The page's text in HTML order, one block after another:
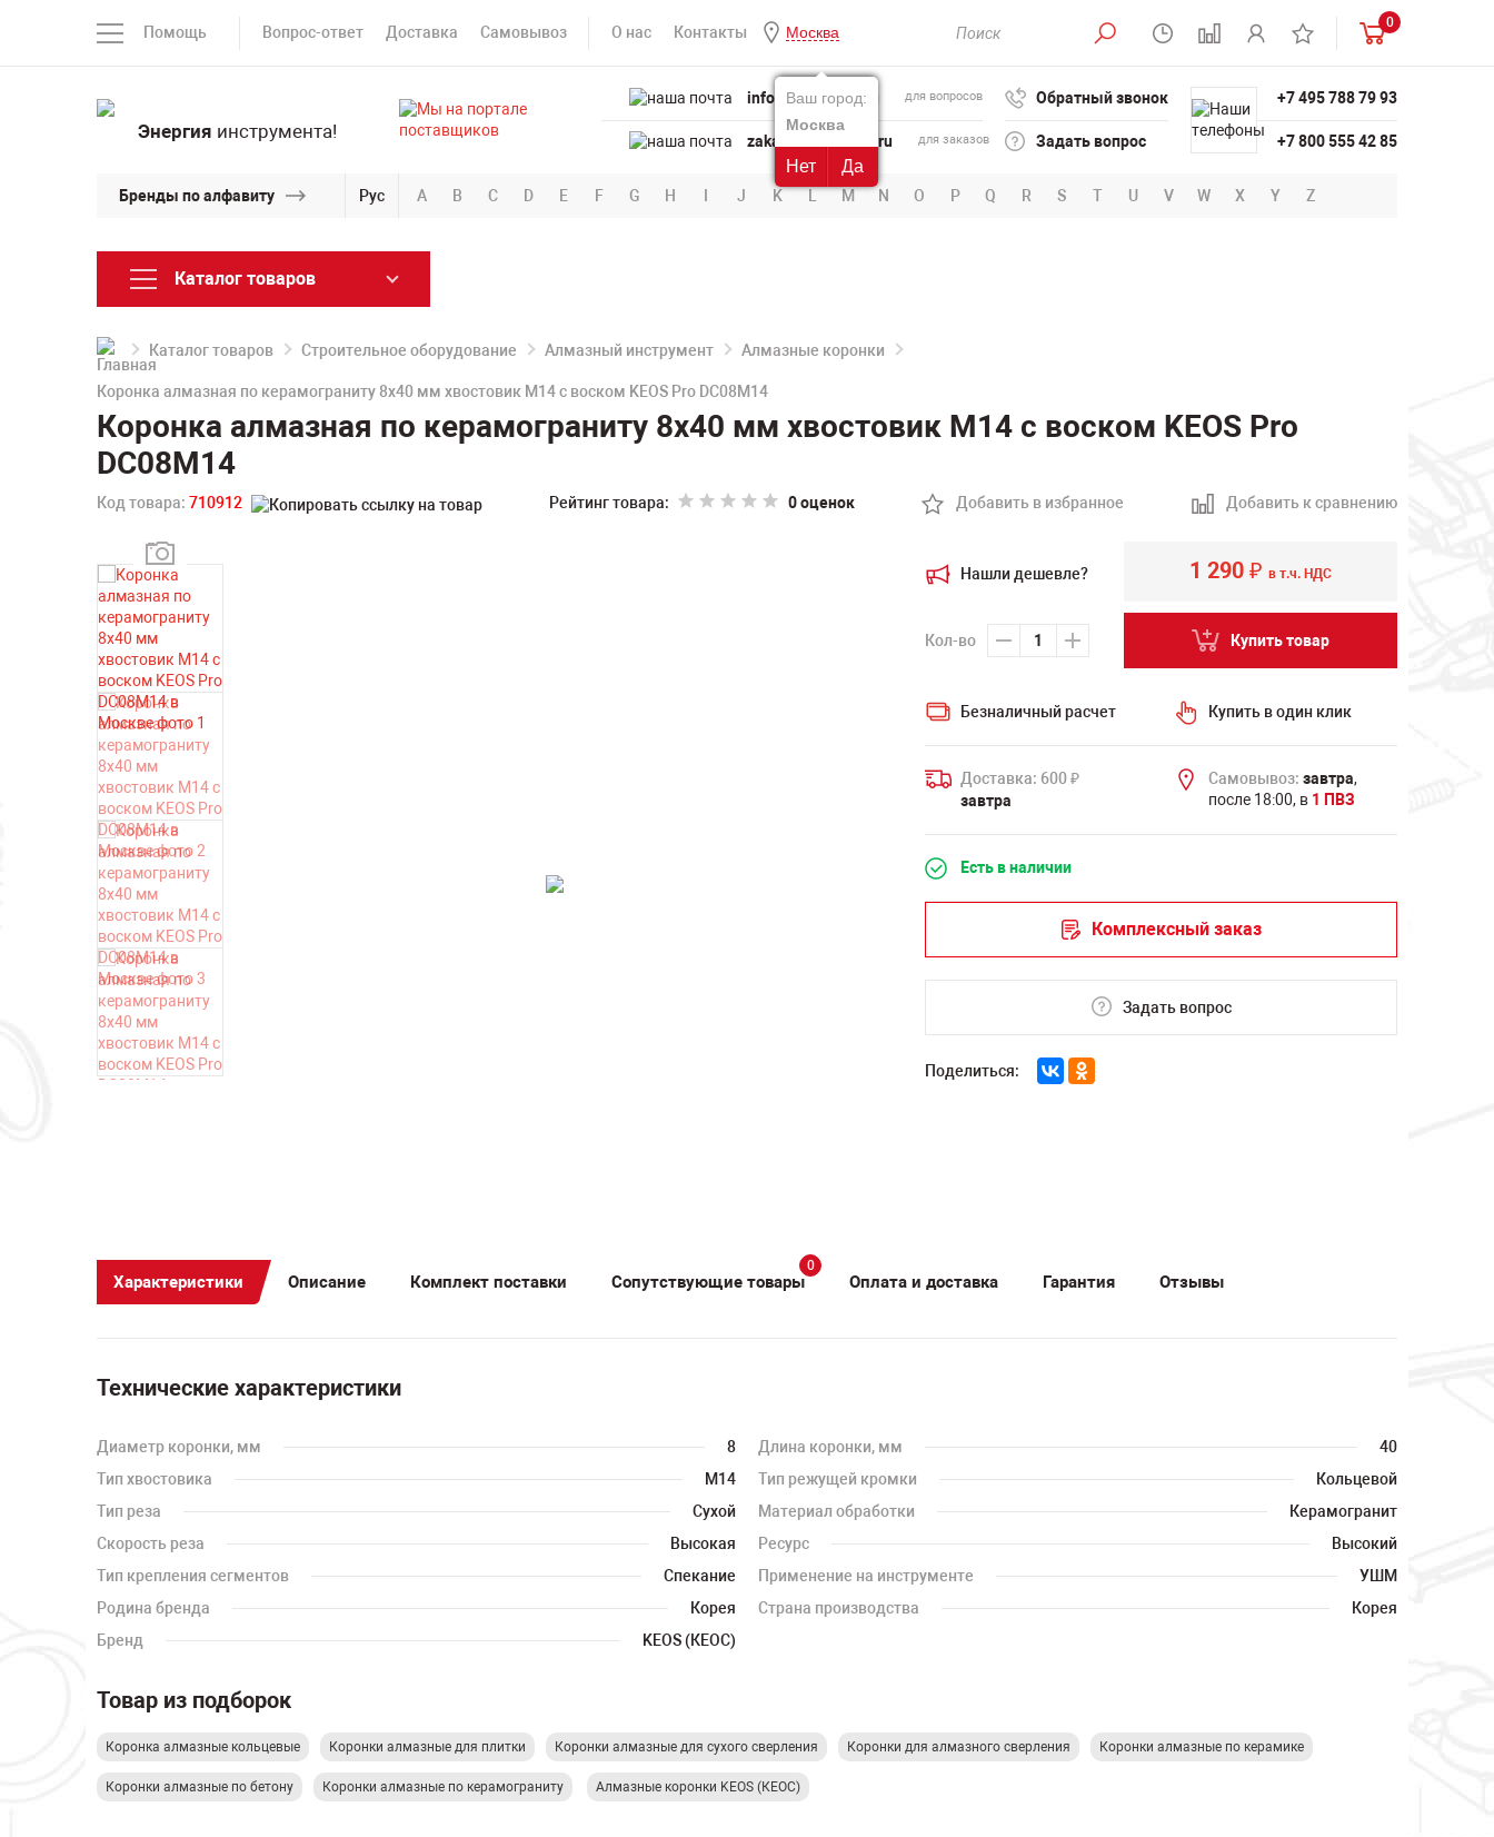
Помощь Вопрос-ответ Доставка Самовывоз О нас Контакты Москва
Ваш город:
Москва
Нет Да
0
Энергия инструмента!
info@powertool.ru для вопросов
zakaz@powertool.ru для заказов
Обратный звонок
Задать вопрос
+7 495 788 79 93
+7 800 555 42 85
Бренды по алфавиту Рус A B C D E F G H I J K L M N O P Q R S T U V W X Y Z
Каталог товаров
Каталог товаров Строительное оборудование Алмазный инструмент Алмазные коронки
Коронка алмазная по керамограниту 8х40 мм хвостовик M14 с воском KEOS Pro DC08M14
Коронка алмазная по керамограниту 8х40 мм хвостовик M14 с воском KEOS Pro
DC08M14
Код товара: 710912 Рейтинг товара: 0 оценок Добавить в избранное Добавить к сравнению
Нашли дешевле?
Кол-во
1 290 ₽ в т.ч. НДС
Купить товар
Безналичный расчет Купить в один клик
Доставка: 600 ₽
завтра
Самовывоз: завтра,
после 18:00, в 1 ПВЗ
Есть в наличии
Комплексный заказ
Задать вопрос
Поделиться:
Характеристики Описание Комплект поставки Сопутствующие товары
0
Оплата и доставка Гарантия Отзывы
Технические характеристики
Диаметр коронки, мм 8 Длина коронки, мм
40
Тип хвостовика
M14 Тип режущей кромки
Кольцевой
Тип реза
Сухой Материал обработки
Керамогранит
Скорость реза
Высокая Ресурс
Высокий
Тип крепления сегментов
Спекание Применение на инструменте
УШМ
Родина бренда
Корея Страна производства
Корея
Бренд
KEOS (КЕОС)
Товар из подборок
Коронка алмазные кольцевые Коронки алмазные для плитки Коронки алмазные для сухого сверления Коронки для алмазного сверления Коронки алмазные по керамике
Коронки алмазные по бетону Коронки алмазные по керамограниту Алмазные коронки KEOS (КЕОС)